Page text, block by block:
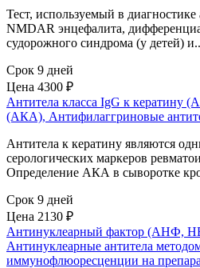
Тест, используемый в
NMDAR энцефалита,
судорожного синдрома (у детей)
Срок 9 дней
Цена 4300 ₽
Антитела класса IgG к кератину
(АКА), Антифилаггриновые
Антитела к кератину являются
серологических маркеров
Определение АКА в сыворотке
Срок 9 дней
Цена 2130 ₽
Антинуклеарный фактор (АНФ,
Антинуклеарные антитела
иммунофлюоресценции на